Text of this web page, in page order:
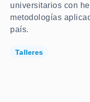
universitarios con
metodologías
país.
Talleres